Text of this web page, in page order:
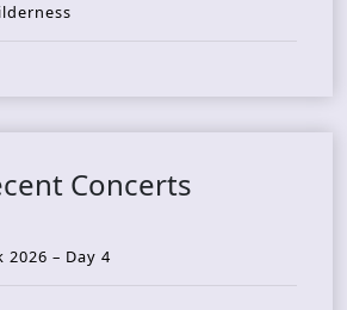
Concerts
2026 – Day 4